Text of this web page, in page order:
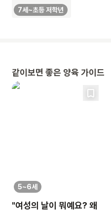
7세~초등 저학년
같이보면 좋은 양육 가이드
5~6세
"여성의 날이 뭐예요? 왜